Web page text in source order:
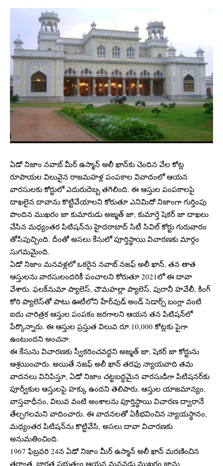
ఏడో నిజాం నవాబ్ మీర్ ఉస్మాన్ అలీ ఖాన్‌కు చెందిన వేల కోట్ల
రూపాయల విలువైన రాజమహళ్ల పంపకాల వివాదంలో ఆయన
వారసులకు కోర్టులో ఎదురుదెబ్బ తగిలింది. ఈ ఆస్తుల పంపకాలపై
దాఖలైన దావాను కొట్టివేయాలని కోరుతూ ఎనిమిదో నిజాంగా గుర్తింపు
పొందిన ముఖరం జా కుమారుడు అజ్మత్ జా, కుమార్తె షెకర్ జా దాఖలు
చేసిన మధ్యంతర పిటిషన్‌ను హైదరాబాద్ సిటీ సివిల్ కోర్టు గురువారం
తోసిపుచ్చింది. దీంతో అసలు కేసులో పూర్తిస్థాయి విచారణకు మార్గం
సుగమమైంది.
ఏడో నిజాం మనవళ్లలో ఒకరైన నవాబ్ నజఫ్ అలీ ఖాన్, తన తాత
ఆస్తులను వారసులందరికీ పంచాలని కోరుతూ 2021లో ఈ దావా
వేశారు. ఫలక్‌నుమా ప్యాలెస్, చౌమహల్లా ప్యాలెస్, పురానీ హవేలీ, కింగ్
కోఠి ప్యాలెస్‌తో పాటు ఊటీలోని హేర్‌వుడ్ అండ్ సెడార్స్ బంగ్లా వంటి
ఐదు చారిత్రక ఆస్తుల పంపకం జరగాలని ఆయన తన పిటిషన్‌లో
పేర్కొన్నారు. ఈ ఆస్తుల ప్రస్తుత విలువ రూ.10,000 కోట్లకు పైగా
ఉంటుందని అంచనా.
ఈ కేసును విచారణకు స్వీకరించవద్దని అజ్మత్ జా, షెకర్ జా కోర్టును
ఆశ్రయించారు. అయితే నజఫ్ అలీ ఖాన్ తరఫు న్యాయవాది తమ
వాదనలు వినిపిస్తూ, ఏడో నిజాం చట్టబద్ధమైన వారసుడిగా పిటిషనర్‌కు
పూర్వీకుల ఆస్తులపై హక్కు ఉందని తెలిపారు. ఆస్తుల యాజమాన్యం,
వాస్తవాధీనం, విలువ వంటి అంశాలను పూర్తిస్థాయి విచారణ ద్వారానే
తేల్చగలమని వాదించారు. ఈ వాదనలతో ఏకీభవించిన న్యాయస్థానం,
మధ్యంతర పిటిషన్‌ను కొట్టివేసి, అసలు దావా విచారణకు
అనుమతించింది.
1967 ఫిబ్రవరి 24న ఏడో నిజాం మీర్ ఉస్మాన్ అలీ ఖాన్ మరణించిన
తర్వాత, భారత ప్రభుత్వం ఆయన మనవడు ముఖరం జాను